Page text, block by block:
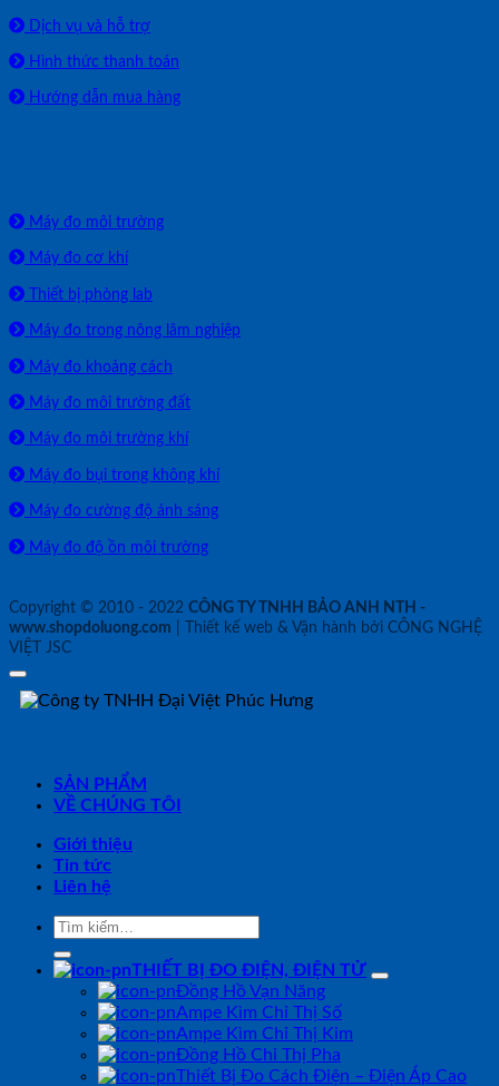
Dịch vụ và hỗ trợ
Hình thức thanh toán
Hướng dẫn mua hàng
Máy đo môi trường
Máy đo cơ khí
Thiết bị phòng lab
Máy đo trong nông lâm nghiệp
Máy đo khoảng cách
Máy đo môi trường đất
Máy đo môi trường khí
Máy đo bụi trong không khí
Máy đo cường độ ánh sáng
Máy đo độ ồn môi trường
Copyright © 2010 - 2022 CÔNG TY TNHH BẢO ANH NTH -
www.shopdoluong.com | Thiết kế web & Vận hành bởi CÔNG NGHỆ
VIỆT JSC
SẢN PHẨM
VỀ CHÚNG TÔI
Giới thiệu
Tin tức
Liên hệ
Tìm
kiếm:
THIẾT BỊ ĐO ĐIỆN, ĐIỆN TỬ
Đồng Hồ Vạn Năng
Ampe Kìm Chỉ Thị Số
Ampe Kìm Chỉ Thị Kim
Đồng Hồ Chỉ Thị Pha
Thiết Bị Đo Cách Điện – Điện Áp Cao